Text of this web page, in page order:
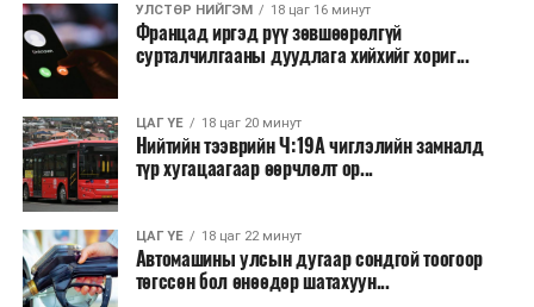
УЛСТӨР НИЙГЭМ 18 цаг 16 минут
Францад иргэд рүү зөвшөөрөлгүй
сурталчилгааны дуудлага хийхийг хориг...
ЦАГ ҮЕ 18 цаг 20 минут
Нийтийн тээврийн Ч:19А чиглэлийн замналд
түр хугацаагаар өөрчлөлт ор...
ЦАГ ҮЕ 18 цаг 22 минут
Автомашины улсын дугаар сондгой тоогоор
төгссөн бол өнөөдөр шатахуун...